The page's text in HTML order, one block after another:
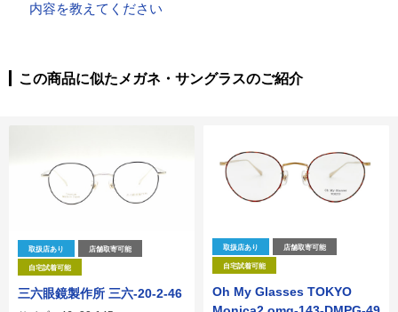
内容を教えてください
この商品に似たメガネ・サングラスのご紹介
取扱店あり 店舗取寄可能
自宅試着可能
三六眼鏡製作所 三六-20-2-46
取扱店あり 店舗取寄可能
自宅試着可能
Oh My Glasses TOKYO